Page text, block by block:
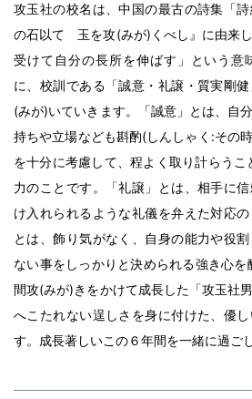
攻玉社の校名は、中国の最古の詩集「
の石以て 玉を攻(みが)くべし』に由来
受けて自分の長所を伸ばす」という意
に、校訓である「誠意・礼譲・質実剛
(みが)いていきます。「誠意」とは、自
持ちや立場なども斟酌(しんしゃく:その
を十分に考慮して、程よく取り計らう
力のことです。「礼譲」とは、相手に
け入れられるような礼儀を弁えた対応の
とは、飾り気がなく、自身の能力や役
ない事をしっかりと決められる強き心を醸
間攻(みが)きをかけて成長した「攻玉社
へこたれない逞しさを身に付けた、優
す。成長著しいこの６年間を一緒に過ご